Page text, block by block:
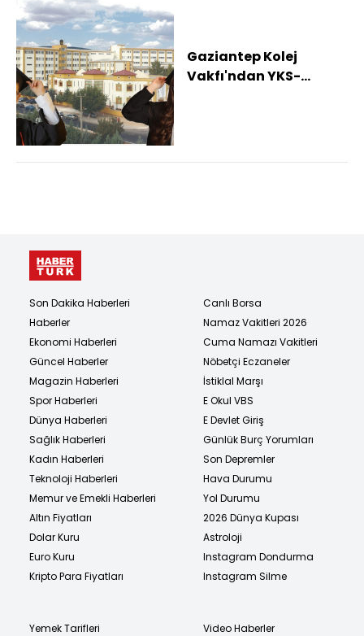
Gaziantep Kolej
Vakfı'ndan YKS-
Son Dakika Haberleri
Haberler
Ekonomi Haberleri
Güncel Haberler
Magazin Haberleri
Spor Haberleri
Dünya Haberleri
Sağlık Haberleri
Kadın Haberleri
Teknoloji Haberleri
Memur ve Emekli Haberleri
Altın Fiyatları
Dolar Kuru
Euro Kuru
Kripto Para Fiyatları
Canlı Borsa
Namaz Vakitleri 2026
Cuma Namazı Vakitleri
Nöbetçi Eczaneler
İstiklal Marşı
E Okul VBS
E Devlet Giriş
Günlük Burç Yorumları
Son Depremler
Hava Durumu
Yol Durumu
2026 Dünya Kupası
Astroloji
Instagram Dondurma
Instagram Silme
Yemek Tarifleri
Video Haberler